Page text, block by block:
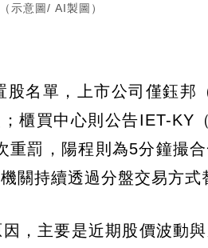
示意圖/ AI製圖）
名單，上市公司僅鈺邦
櫃買中心則公告IET-KY
重罰，陽程則為5分鐘撮
關持續透過分盤交易方式
，主要是近期股價波動